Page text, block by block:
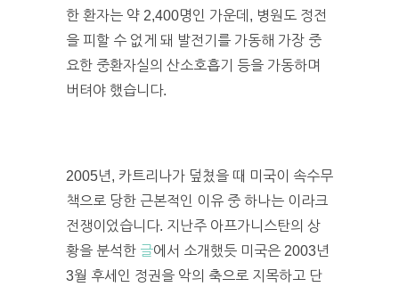
한 환자는 약 2,400명인 가운데, 병원도 정전
을 피할 수 없게 돼 발전기를 가동해 가장 중
요한 중환자실의 산소호흡기 등을 가동하며
버텨야 했습니다.
2005년, 카트리나가 덮쳤을 때 미국이 속수무
책으로 당한 근본적인 이유 중 하나는 이라크
전쟁이었습니다. 지난주 아프가니스탄의 상
황을 분석한 글에서 소개했듯 미국은 2003년
3월 후세인 정권을 악의 축으로 지목하고 단